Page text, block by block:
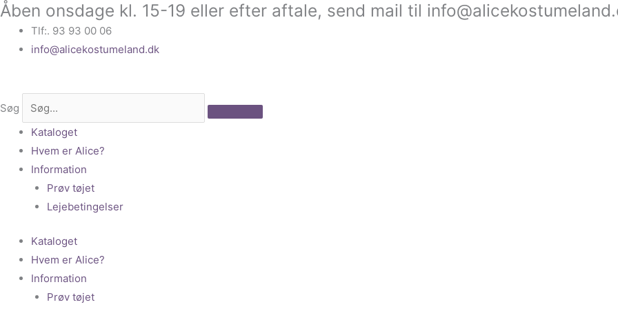
Gå
indholdet
Åben onsdage kl. 15-19 eller efter aftale, send mail til
Tlf:. 93 93 00 06
info@alicekostumeland.dk
Søg
Kataloget
Hvem er Alice?
Information
Prøv tøjet
Lejebetingelser
Kataloget
Hvem er Alice?
Information
Prøv tøjet